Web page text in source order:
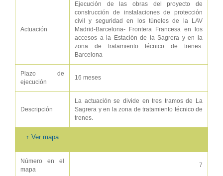
Actuación
Ejecución de las obras del proyecto de
construcción de instalaciones de protección
civil y seguridad en los túneles de la LAV
Madrid-Barcelona- Frontera Francesa en los
accesos a la Estación de la Sagrera y en la
zona de tratamiento técnico de trenes.
Barcelona
Plazo de
ejecución
16 meses
Descripción
La actuación se divide en tres tramos de La
Sagrera y en la zona de tratamiento técnico de
trenes.
↑ Ver mapa
Número en el
mapa
7